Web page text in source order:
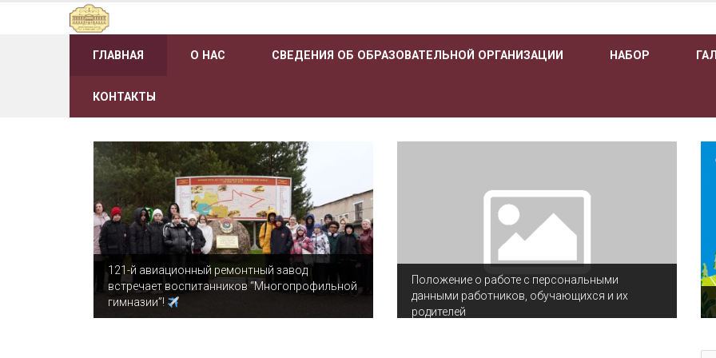
ГЛАВНАЯ О НАС СВЕДЕНИЯ ОБ ОБРАЗОВАТЕЛЬНОЙ ОРГАНИЗАЦИИ НАБОР
КОНТАКТЫ
121-й авиационный ремонтный завод
встречает воспитанников “Многопрофильной
гимназии”!
Положение о работе с персональными
данными работников, обучающихся и их
родителей